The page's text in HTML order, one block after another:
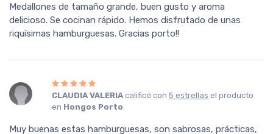
Medallones de tamaño grande, buen gusto y aroma
delicioso. Se cocinan rápido. Hemos disfrutado de unas
riquísimas hamburguesas. Gracias porto!!
CLAUDIA VALERIA calificó con5 estrellas el producto
en Hongos Porto.
Muy buenas estas hamburguesas, son sabrosas, prácticas,